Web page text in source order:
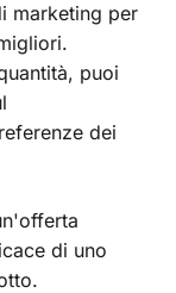
marketing per
puoi
dei
di uno